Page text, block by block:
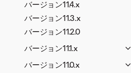
バージョン11.4.x
バージョン11.3.x
バージョン11.2.0
バージョン11.1.x
アプリケーション（V11.1）
バージョン11.0.x